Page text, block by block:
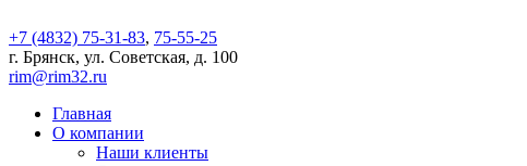
+7 (4832) 75-31-83, 75-55-25
г. Брянск, ул. Советская, д. 100
rim@rim32.ru
Главная
О компании
Наши клиенты